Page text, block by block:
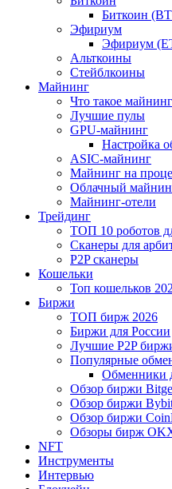
Биткоин
Эфириум
Эфириум
Альткоины
Стейблкоины
Майнинг
Что такое майнинг
Лучшие пулы
GPU-майнинг
Настройка
ASIC-майнинг
Майнинг на
Облачный
Майнинг-отели
Трейдинг
ТОП 10 роботов
Сканеры для
P2P сканеры
Кошельки
Топ кошельков
Биржи
ТОП бирж 2026
Биржи для России
Лучшие P2P
Популярные
Обменники
Обзор биржи
Обзор биржи
Обзор биржи
Обзоры бирж
NFT
Инструменты
Интервью